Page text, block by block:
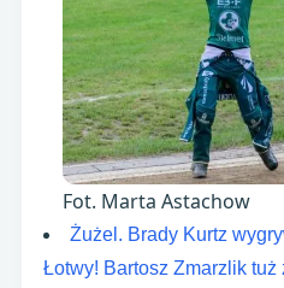
Fot. Marta Astachow
Żużel. Brady Kurtz
Łotwy! Bartosz Zmarzlik tuż